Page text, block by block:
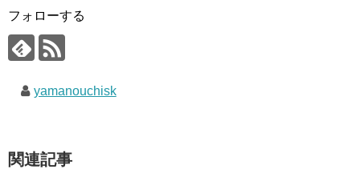
フォローする
yamanouchisk
関連記事